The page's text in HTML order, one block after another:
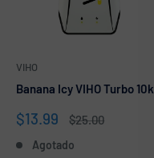
VIHO
Banana Icy VIHO Turbo 10k
Precio
venta
$13.99
Precio
$25.00
Agotado